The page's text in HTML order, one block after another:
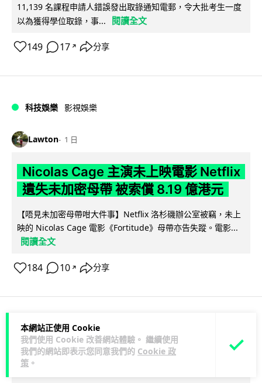
本網站正使用 Cookie
我們使用 Cookie 改善網站體驗。 繼續使用
我們的網站即表示您同意我們的 Cookie 政
策 。
11,139 名課程申請人錯誤發出取錄通知電郵，令大批考生一度
以為獲得學位取錄，事...
閱讀全文
149 17 ↗ 分享
科技娛樂 影視娛樂
Lawton 1 日
Nicolas Cage 主演未上映電影 Netflix
遺失未加密母帶 被索償 8.19 億港元
【唔見未加密母帶咁大件事】Netflix 洛杉磯辦公室被竊，未上
映的 Nicolas Cage 電影《Fortitude》母帶亦告失蹤。電影...
閱讀全文
184 10 ↗ 分享
人工智能
Vin